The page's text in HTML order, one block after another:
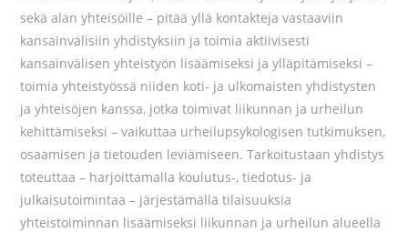
sekä alan yhteisöille – pitää yllä kontakteja vastaaviin
kansainvälisiin yhdistyksiin ja toimia aktiivisesti
kansainvälisen yhteistyön lisäämiseksi ja ylläpitämiseksi –
toimia yhteistyössä niiden koti- ja ulkomaisten yhdistysten
ja yhteisöjen kanssa, jotka toimivat liikunnan ja urheilun
kehittämiseksi – vaikuttaa urheilupsykologisen tutkimuksen,
osaamisen ja tietouden leviämiseen. Tarkoitustaan yhdistys
toteuttaa – harjoittamalla koulutus-, tiedotus- ja
julkaisutoimintaa – järjestämällä tilaisuuksia
yhteistoiminnan lisäämiseksi liikunnan ja urheilun alueella